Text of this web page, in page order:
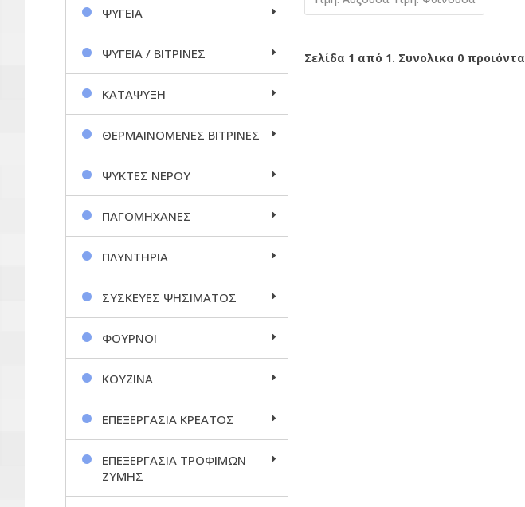
Σελίδα 1 από 1. Συνολικα 0 προιόντα
ΨΥΓΕΙΑ
ΨΥΓΕΙΑ / ΒΙΤΡΙΝΕΣ
ΚΑΤΑΨΥΞΗ
ΘΕΡΜΑΙΝΟΜΕΝΕΣ ΒΙΤΡΙΝΕΣ
ΨΥΚΤΕΣ ΝΕΡΟΥ
ΠΑΓΟΜΗΧΑΝΕΣ
ΠΛΥΝΤΗΡΙΑ
ΣΥΣΚΕΥΕΣ ΨΗΣΙΜΑΤΟΣ
ΦΟΥΡΝΟΙ
ΚΟΥΖΙΝΑ
ΕΠΕΞΕΡΓΑΣΙΑ ΚΡΕΑΤΟΣ
ΕΠΕΞΕΡΓΑΣΙΑ ΤΡΟΦΙΜΩΝ
ΖΥΜΗΣ